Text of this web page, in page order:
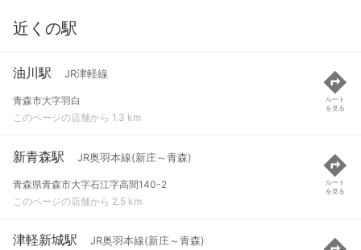
近くの駅
油川駅 JR津軽線
青森市大字羽白
このページの店舗から 1.3 km
ルート
を見る
新青森駅 JR奥羽本線(新庄～青森)
青森県青森市大字石江字高間140-2
このページの店舗から 2.5 km
ルート
を見る
津軽新城駅 JR奥羽本線(新庄～青森)